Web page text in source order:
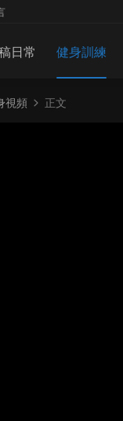
日常 健身訓練
視頻 正文